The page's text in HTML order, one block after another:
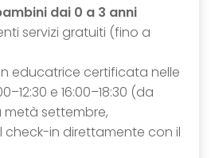
dai 0 a 3 anni
servizi gratuiti (fino a
educatrice certificata nelle
e 16:00–18:30 (da
settembre,
check-in direttamente con il